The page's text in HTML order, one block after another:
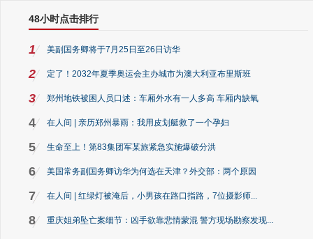
48小时点击排行
1 美副国务卿将于7月25日至26日访华
2 定了！2032年夏季奥运会主办城市为澳大利亚布里斯班
3 郑州地铁被困人员口述：车厢外水有一人多高 车厢内缺氧
4 在人间 | 亲历郑州暴雨：我用皮划艇救了一个孕妇
5 生命至上！第83集团军某旅紧急实施爆破分洪
6 美国常务副国务卿访华为何选在天津？外交部：两个原因
7 在人间 | 红绿灯被淹后，小男孩在路口指路，7位摄影师...
8 重庆姐弟坠亡案细节：凶手欲靠悲情蒙混 警方现场勘察发现...